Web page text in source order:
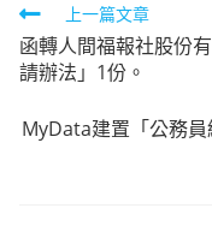
Read
more
articles
上一篇文章
函轉人間福報社股份
請辦法」1份。
MyData建置「公務